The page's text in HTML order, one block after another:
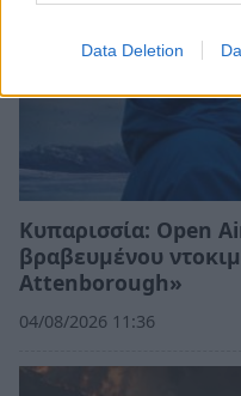
Data Deletion
Κυπαρισσία: Open
βραβευμένου
Attenborough»
04/08/2026 11:36